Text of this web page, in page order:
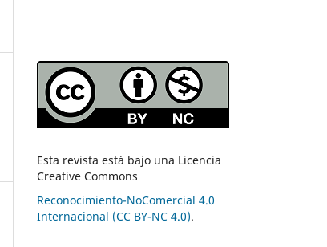
Esta revista está bajo una Licencia
Creative Commons
Reconocimiento-NoComercial 4.0
Internacional (CC BY-NC 4.0).